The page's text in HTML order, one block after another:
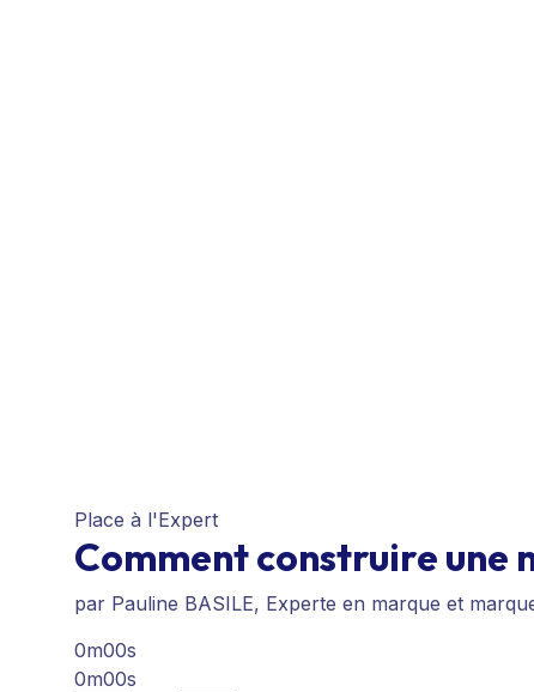
Place à l'Expert
Comment construire une
par Pauline BASILE, Experte en marque et
0m00s
0m00s